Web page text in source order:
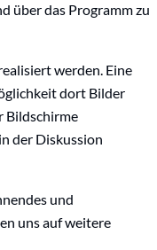
über das Programm zu
werden. Eine
dort Bilder
Bildschirme
der Diskussion
und
uns auf weitere